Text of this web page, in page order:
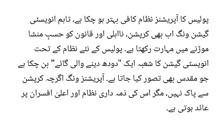
پولیس کا آپریشنز نظام کافی بہتر ہو چکا ہے، تاہم انویسٹی
گیشن ونگ اب بھی کرپشن، نااہلی اور قانون کو حسبِ منشا
موڑنے میں مہارت رکھتا ہے۔ پولیس کے نئے نظام کے تحت
انویسٹی گیشن کا شعبہ ایک "دودھ دینے والی گائے” بن چکا ہے
جو مقدس بھی تصور کیا جاتا ہے۔ آپریشنز ونگ اگرچہ کرپشن
سے پاک نہیں، مگر اس کی ذمہ داری نظام اور اعلیٰ افسران پر
عائد ہوتی ہے۔